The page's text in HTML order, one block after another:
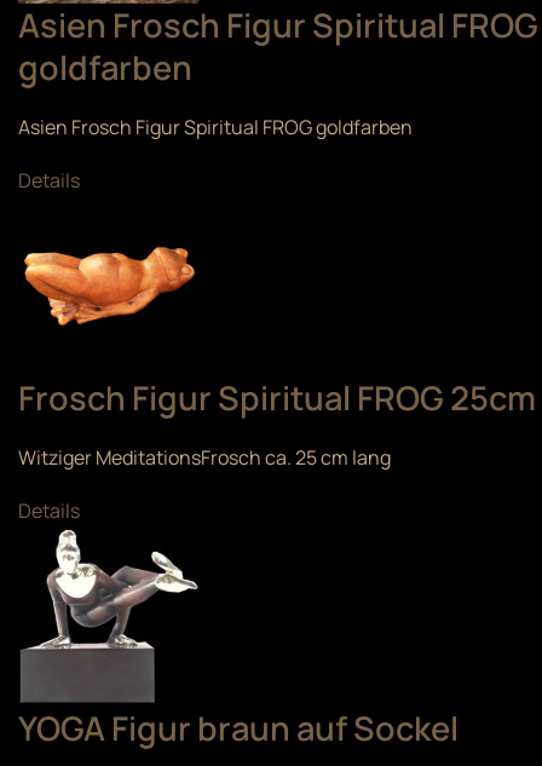
Asien Frosch Figur Spiritual FROG
goldfarben
Asien Frosch Figur Spiritual FROG goldfarben
Details
Frosch Figur Spiritual FROG 25cm
Witziger MeditationsFrosch ca. 25 cm lang
Details
YOGA Figur braun auf Sockel